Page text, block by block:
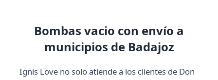
Bombas vacio con envío a
municipios de Badajoz
Ignis Love no solo atiende a los clientes de Don